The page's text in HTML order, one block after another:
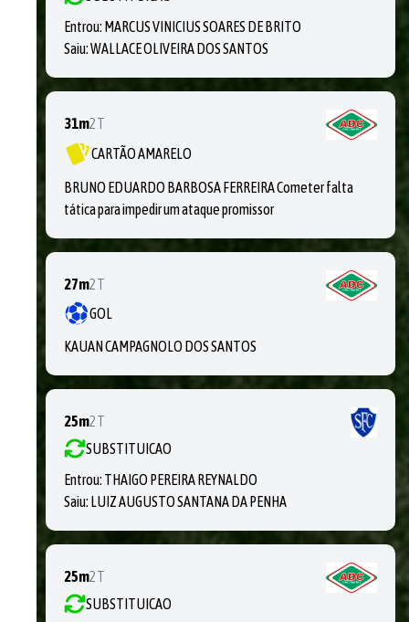
Entrou: MARCUS VINICIUS SOARES DE BRITO
Saiu:WALLACE OLIVEIRA DOS SANTOS
31m2T
CARTÃO AMARELO
BRUNO EDUARDO BARBOSA FERREIRA Cometer falta
tática para impedir um ataque promissor
27m2T
GOL
KAUAN CAMPAGNOLO DOS SANTOS
25m2T
SUBSTITUICAO
Entrou: THAIGO PEREIRA REYNALDO
Saiu: LUIZ AUGUSTO SANTANA DA PENHA
25m2T
SUBSTITUICAO